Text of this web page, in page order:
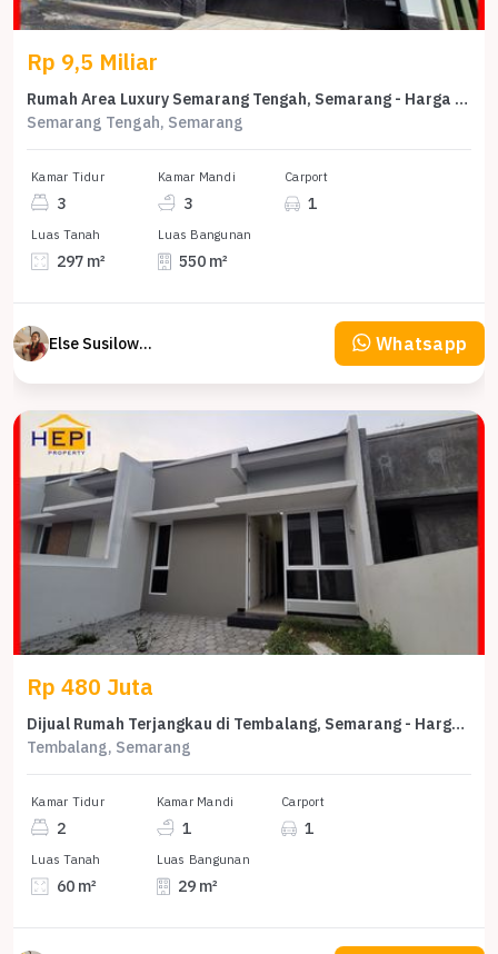
Rp 9,5 Miliar
Rumah Area Luxury Semarang Tengah, Semarang - Harga Menarik 9,5 Miliar
Semarang Tengah, Semarang
Kamar Tidur
3
Kamar Mandi
3
Carport
1
Luas Tanah
297 m²
Luas Bangunan
550 m²
Else Susilowaty Whatsapp
Rp 480 Juta
Dijual Rumah Terjangkau di Tembalang, Semarang - Harga 480 Juta
Tembalang, Semarang
Kamar Tidur
2
Kamar Mandi
1
Carport
1
Luas Tanah
60 m²
Luas Bangunan
29 m²